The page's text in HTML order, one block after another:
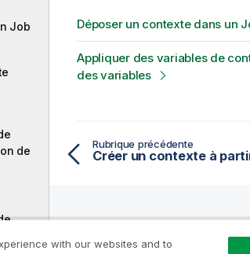
Job
de
Déposer un contexte dans un
Appliquer des variables de
des variables
Rubrique précédente
Ressources
with our websites and to